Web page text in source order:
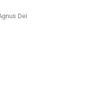
Dei